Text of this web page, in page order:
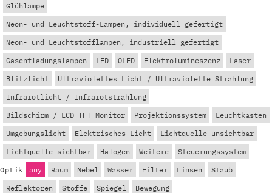
Glühlampe
Neon- und Leuchtstoff-Lampen, individuell gefertigt
Neon- und Leuchtstofflampen, industriell gefertigt
Gasentladungslampen
LED OLED Elektrolumineszenz
Laser
Blitzlicht
Ultraviolettes Licht / Ultraviolette Strahlung
Infrarotlicht / Infrarotstrahlung
Bildschirm / LCD TFT Monitor
Projektionssystem
Leuchtkasten
Umgebungslicht
Elektrisches Licht
Lichtquelle unsichtbar
Lichtquelle sichtbar
Halogen Weitere
Steuerungssystem
Optik
any Raum Nebel Wasser Filter Linsen
Staub
Reflektoren
Stoffe Spiegel
Bewegung